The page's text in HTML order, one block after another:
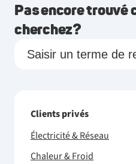
Pas encore trouvé
cherchez?
Clients privés
Électricité & Réseau
Chaleur & Froid